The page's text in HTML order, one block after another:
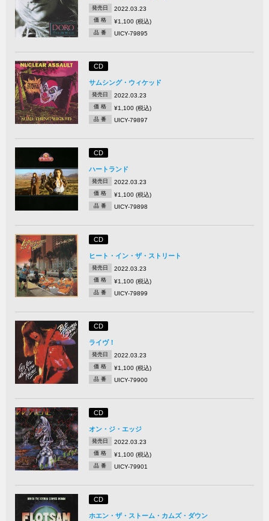
発売日 2022.03.23
価 格 ¥1,100 (税込)
品 番 UICY-79895
CD
サムシング・ウィケッド
発売日 2022.03.23
価 格 ¥1,100 (税込)
品 番 UICY-79897
CD
ハートランド
発売日 2022.03.23
価 格 ¥1,100 (税込)
品 番 UICY-79898
CD
ヒート・イン・ザ・ストリート
発売日 2022.03.23
価 格 ¥1,100 (税込)
品 番 UICY-79899
CD
ライヴ！
発売日 2022.03.23
価 格 ¥1,100 (税込)
品 番 UICY-79900
CD
オン・ジ・エッジ
発売日 2022.03.23
価 格 ¥1,100 (税込)
品 番 UICY-79901
CD
ホエン・ザ・ストーム・カムズ・ダウン